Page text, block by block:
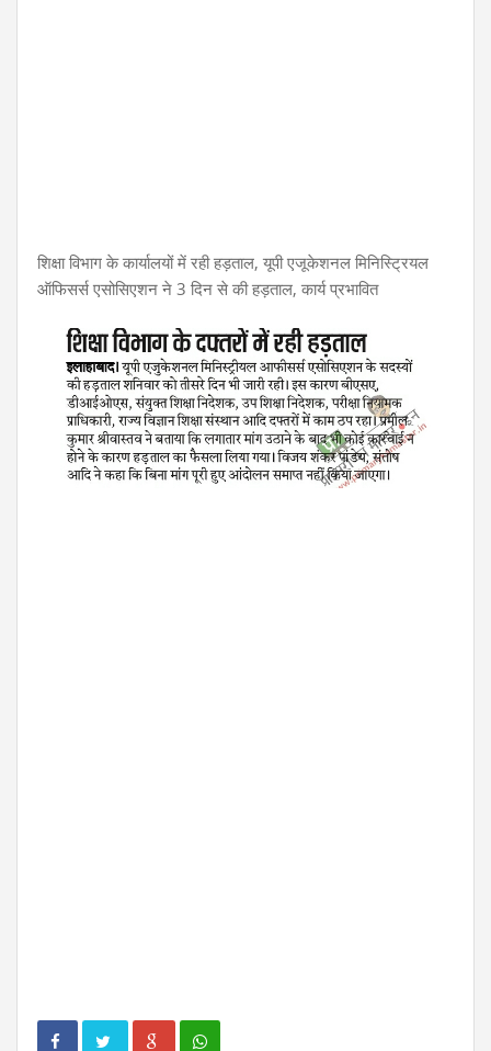
शिक्षा विभाग के कार्यालयों में रही हड़ताल, यूपी एजूकेशनल मिनिस्ट्रियल
ऑफिसर्स एसोसिएशन ने 3 दिन से की हड़ताल, कार्य प्रभावित